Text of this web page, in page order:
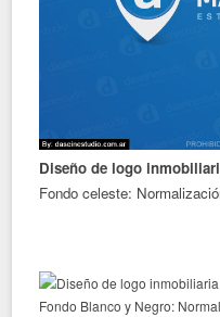
Diseño de logo
Fondo celeste: